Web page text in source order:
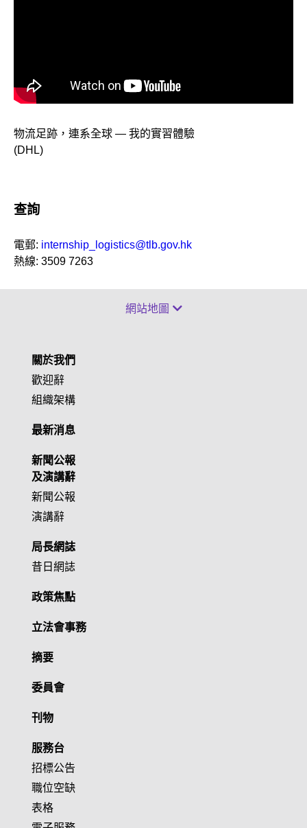
物流足跡，連系全球 — 我的實習體驗
(DHL)
查詢
電郵: internship_logistics@tlb.gov.hk
熱線: 3509 7263
網站地圖
關於我們
歡迎辭
組織架構
最新消息
新聞公報
及演講辭
新聞公報
演講辭
局長網誌
昔日網誌
政策焦點
立法會事務
摘要
委員會
刊物
服務台
招標公告
職位空缺
表格